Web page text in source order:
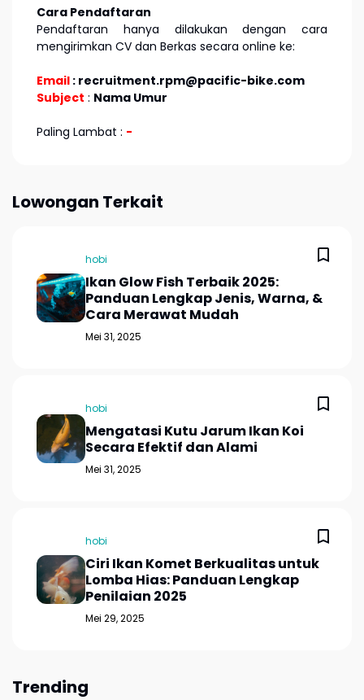
Cara Pendaftaran
Pendaftaran hanya dilakukan dengan cara
mengirimkan CV dan Berkas secara online ke:
Email : recruitment.rpm@pacific-bike.com
Subject : Nama Umur
Paling Lambat : -
Lowongan Terkait
hobi
Ikan Glow Fish Terbaik 2025:
Panduan Lengkap Jenis, Warna, &
Cara Merawat Mudah
Mei 31, 2025
hobi
Mengatasi Kutu Jarum Ikan Koi
Secara Efektif dan Alami
Mei 31, 2025
hobi
Ciri Ikan Komet Berkualitas untuk
Lomba Hias: Panduan Lengkap
Penilaian 2025
Mei 29, 2025
Trending